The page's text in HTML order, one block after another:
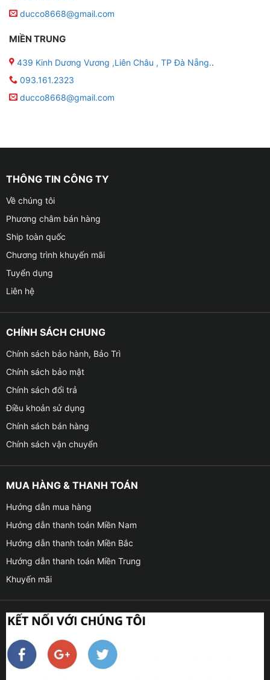
ducco8668@gmail.com
MIỀN TRUNG
439 Kinh Dương Vương ,Liên Châu , TP Đà Nẵng..
093.161.2323
ducco8668@gmail.com
THÔNG TIN CÔNG TY
Về chúng tôi
Phương châm bán hàng
Ship toàn quốc
Chương trình khuyến mãi
Tuyển dụng
Liên hệ
CHÍNH SÁCH CHUNG
Chính sách bảo hành, Bảo Trì
Chính sách bảo mật
Chính sách đổi trả
Điều khoản sử dụng
Chính sách bán hàng
Chính sách vận chuyển
MUA HÀNG & THANH TOÁN
Hướng dẫn mua hàng
Hướng dẫn thanh toán Miền Nam
Hướng dẫn thanh toán Miền Bắc
Hướng dẫn thanh toán Miền Trung
Khuyến mãi